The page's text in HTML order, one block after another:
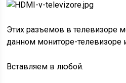
Этих разъемов в телевизоре
данном мониторе-телевизоре
Вставляем в любой.